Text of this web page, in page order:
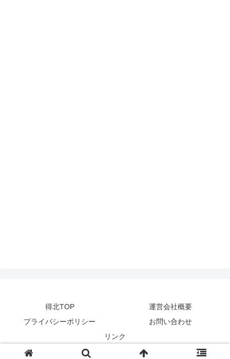
得北TOP
運営会社概要
プライバシーポリシー
お問い合わせ
リンク
© 2014-2024 zetta segment Inc